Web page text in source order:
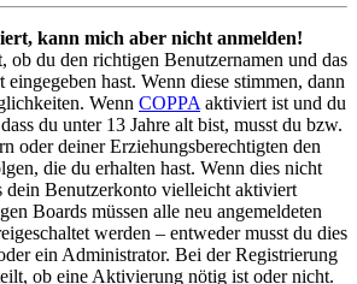
kann mich aber nicht anmelden!
ob du den richtigen Benutzernamen und das
eingegeben hast. Wenn diese stimmen, dann
Wenn COPPA aktiviert ist und du
du unter 13 Jahre alt bist, musst du bzw.
oder deiner Erziehungsberechtigten den
die du erhalten hast. Wenn dies nicht
dein Benutzerkonto vielleicht aktiviert
Boards müssen alle neu angemeldeten
werden – entweder musst du dies
ein Administrator. Bei der Registrierung
ob eine Aktivierung nötig ist oder nicht.